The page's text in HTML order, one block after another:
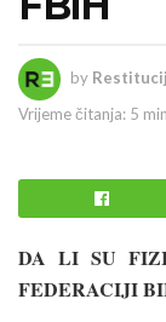
by
Vrijeme čitanja: 5 min
DA LI SU
FEDERACIJI